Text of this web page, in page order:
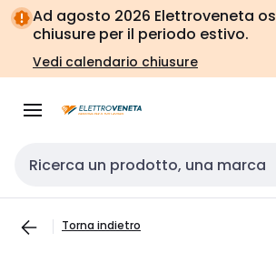
Vai alla
navigazione
Vai
alla
pagina
Ad agosto 2026 Elettroveneta
chiusure per il periodo estivo.
Vedi calendario chiusure
Cerca input
Torna indietro